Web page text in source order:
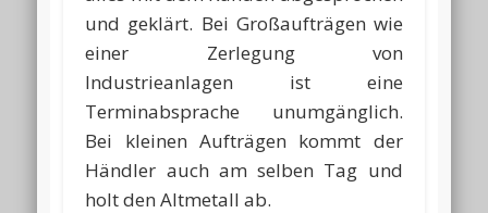
und geklärt. Bei Großaufträgen wie
einer Zerlegung von
Industrieanlagen ist eine
Terminabsprache unumgänglich.
Bei kleinen Aufträgen kommt der
Händler auch am selben Tag und
holt den Altmetall ab.